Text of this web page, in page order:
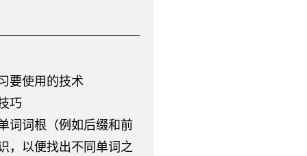
要使用的技术
巧
词词根（例如后缀和前
，以便找出不同单词之